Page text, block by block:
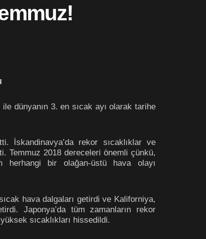
dünyanın 3. en sıcak ayı olarak tarihe
İskandinavya’da rekor sıcaklıklar ve
Temmuz 2018 dereceleri önemli çünkü,
herhangi bir olağan-üstü hava olayı
hava dalgaları getirdi ve Kaliforniya,
Japonya’da tüm zamanların rekor
sıcaklıkları hissedildi.